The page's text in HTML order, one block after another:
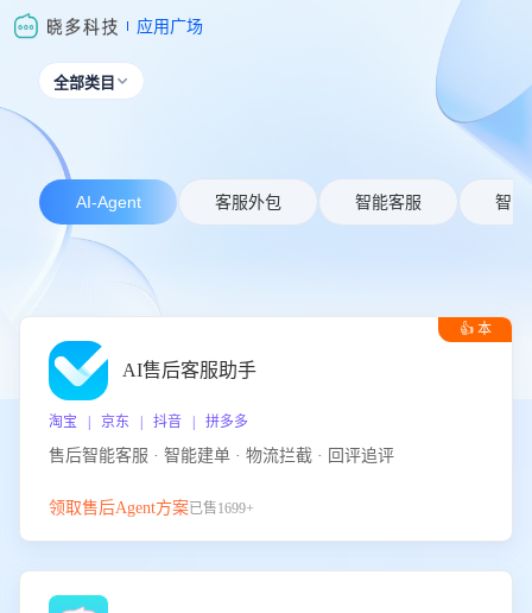
应用广场
全部类目 
AI-Agent 客服外包 智能客服 智能
👍 本
AI售后客服助手
淘宝 | 京东 | 抖音 | 拼多多
售后智能客服 · 智能建单 · 物流拦截 · 回评追评
领取售后Agent方案已售1699+